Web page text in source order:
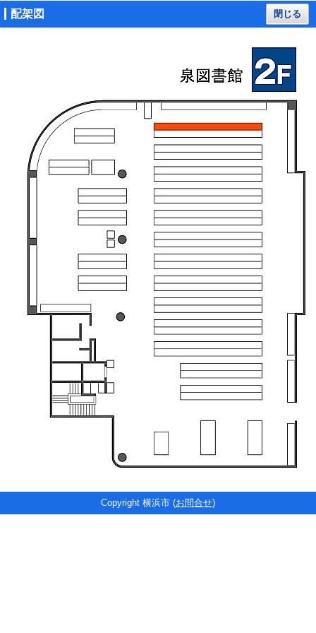
配架図 閉じる
Copyright 横浜市 (お問合せ)